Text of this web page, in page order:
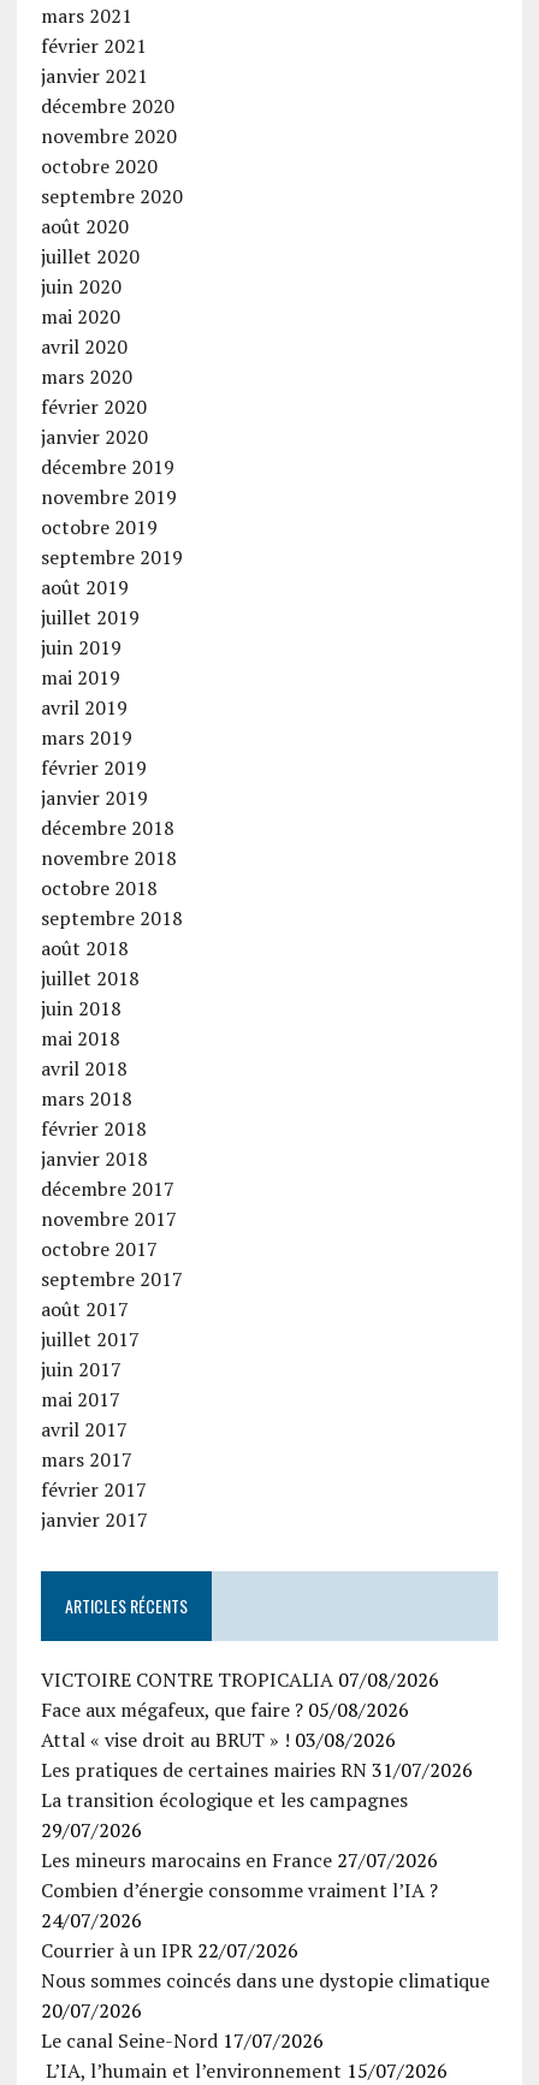
mars 2021
février 2021
janvier 2021
décembre 2020
novembre 2020
octobre 2020
septembre 2020
août 2020
juillet 2020
juin 2020
mai 2020
avril 2020
mars 2020
février 2020
janvier 2020
décembre 2019
novembre 2019
octobre 2019
septembre 2019
août 2019
juillet 2019
juin 2019
mai 2019
avril 2019
mars 2019
février 2019
janvier 2019
décembre 2018
novembre 2018
octobre 2018
septembre 2018
août 2018
juillet 2018
juin 2018
mai 2018
avril 2018
mars 2018
février 2018
janvier 2018
décembre 2017
novembre 2017
octobre 2017
septembre 2017
août 2017
juillet 2017
juin 2017
mai 2017
avril 2017
mars 2017
février 2017
janvier 2017
ARTICLES RÉCENTS
VICTOIRE CONTRE TROPICALIA 07/08/2026
Face aux mégafeux, que faire ? 05/08/2026
Attal « vise droit au BRUT » ! 03/08/2026
Les pratiques de certaines mairies RN 31/07/2026
La transition écologique et les campagnes
29/07/2026
Les mineurs marocains en France 27/07/2026
Combien d’énergie consomme vraiment l’IA ?
24/07/2026
Courrier à un IPR 22/07/2026
Nous sommes coincés dans une dystopie climatique
20/07/2026
Le canal Seine-Nord 17/07/2026
L’IA, l’humain et l’environnement 15/07/2026